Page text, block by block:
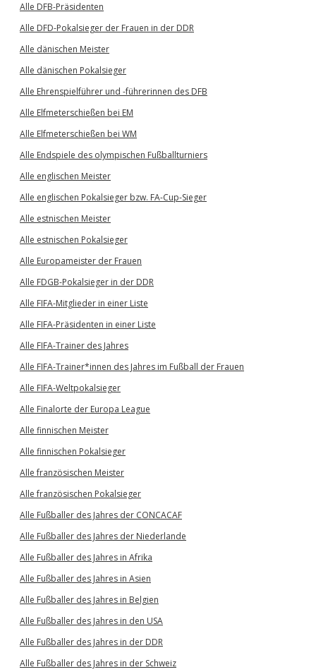
Alle DFB-Präsidenten
Alle DFD-Pokalsieger der Frauen in der DDR
Alle dänischen Meister
Alle dänischen Pokalsieger
Alle Ehrenspielführer und -führerinnen des DFB
Alle Elfmeterschießen bei EM
Alle Elfmeterschießen bei WM
Alle Endspiele des olympischen Fußballturniers
Alle englischen Meister
Alle englischen Pokalsieger bzw. FA-Cup-Sieger
Alle estnischen Meister
Alle estnischen Pokalsieger
Alle Europameister der Frauen
Alle FDGB-Pokalsieger in der DDR
Alle FIFA-Mitglieder in einer Liste
Alle FIFA-Präsidenten in einer Liste
Alle FIFA-Trainer des Jahres
Alle FIFA-Trainer*innen des Jahres im Fußball der Frauen
Alle FIFA-Weltpokalsieger
Alle Finalorte der Europa League
Alle finnischen Meister
Alle finnischen Pokalsieger
Alle französischen Meister
Alle französischen Pokalsieger
Alle Fußballer des Jahres der CONCACAF
Alle Fußballer des Jahres der Niederlande
Alle Fußballer des Jahres in Afrika
Alle Fußballer des Jahres in Asien
Alle Fußballer des Jahres in Belgien
Alle Fußballer des Jahres in den USA
Alle Fußballer des Jahres in der DDR
Alle Fußballer des Jahres in der Schweiz